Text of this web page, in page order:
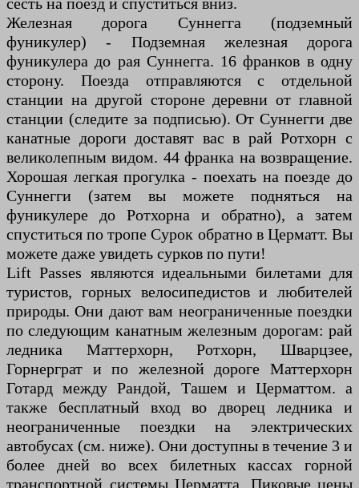
Железная дорога Суннегга (подземный
фуникулер) - Подземная железная дорога
фуникулера до рая Суннегга. 16 франков в одну
сторону. Поезда отправляются с отдельной
станции на другой стороне деревни от главной
станции (следите за подписью). От Суннегги две
канатные дороги доставят вас в рай Ротхорн с
великолепным видом. 44 франка на возвращение.
Хорошая легкая прогулка - поехать на поезде до
Суннегги (затем вы можете подняться на
фуникулере до Ротхорна и обратно), а затем
спуститься по тропе Сурок обратно в Церматт. Вы
можете даже увидеть сурков по пути!
Lift Passes являются идеальными билетами для
туристов, горных велосипедистов и любителей
природы. Они дают вам неограниченные поездки
по следующим канатным железным дорогам: рай
ледника Маттерхорн, Ротхорн, Шварцзее,
Горнерграт и по железной дороге Маттерхорн
Готард между Рандой, Ташем и Церматтом. а
также бесплатный вход во дворец ледника и
неограниченные поездки на электрических
автобусах (см. ниже). Они доступны в течение 3 и
более дней во всех билетных кассах горной
транспортной системы Церматта. Пиковые цены